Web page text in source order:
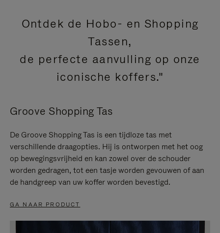
Ontdek de Hobo- en Shopping
Tassen,
de perfecte aanvulling op onze
iconische koffers."
Groove Shopping Tas
De Groove Shopping Tas is een tijdloze tas met
verschillende draagopties. Hij is ontworpen met het oog
op bewegingsvrijheid en kan zowel over de schouder
worden gedragen, tot een tasje worden gevouwen of aan
de handgreep van uw koffer worden bevestigd.
GA NAAR PRODUCT